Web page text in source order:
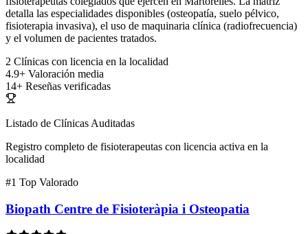
detalla las especialidades disponibles (osteopatía, suelo pélvico,
fisioterapia invasiva), el uso de maquinaria clínica (radiofrecuencia)
y el volumen de pacientes tratados.
2 Clínicas con licencia en la localidad
4.9+ Valoración media
14+ Reseñas verificadas
Listado de Clínicas Auditadas
Registro completo de fisioterapeutas con licencia activa en la
localidad
#1 Top Valorado
Biopath Centre de Fisioteràpia i Osteopatia